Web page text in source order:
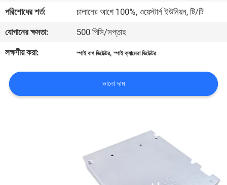
মান
নিয়ন্ত্রণ
যোগাযোগ
করুন
পরিশোধের শর্ত:
চালানের আগে 100%, ওয়েস্টার্ন ইউনিয়ন, টি/টি
যোগানের ক্ষমতা:
500 পিসি/সপ্তাহ
লক্ষণীয় করা:
স্পাই বাগ ডিটেক্টর,স্পাই ক্যামেরা ডিটেক্টর
ভালো দাম